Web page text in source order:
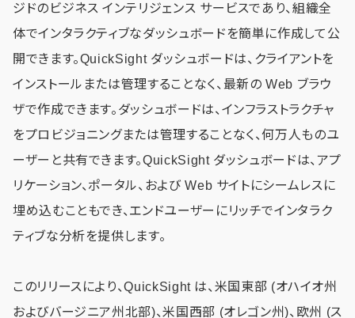
ジドのビジネス インテリジェンス サービスであり、組織全
体でインタラクティブなダッシュボードを簡単に作成して公
開できます。QuickSight ダッシュボードは、クライアントを
インストールまたは管理することなく、最新の Web ブラウ
ザで作成できます。ダッシュボードは、インフラストラクチャ
をプロビジョニングまたは管理することなく、何万人ものユ
ーザーと共有できます。QuickSight ダッシュボードは、アプ
リケーション、ポータル、および Web サイトにシームレスに
埋め込むこともでき、エンドユーザーにリッチでインタラク
ティブな分析を提供します。
このリリースにより、QuickSight は、米国東部 (オハイオ州
およびバージニア州北部)、米国西部 (オレゴン州)、欧州 (ス